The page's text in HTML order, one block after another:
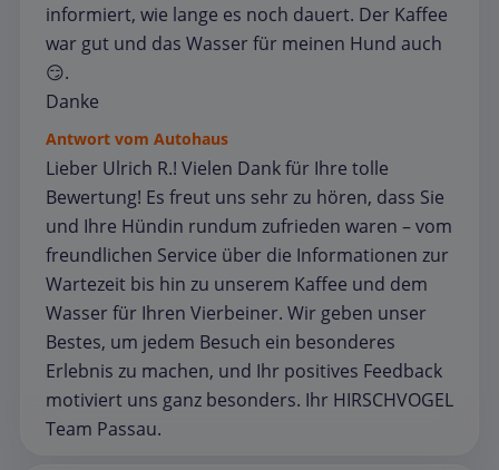
informiert, wie lange es noch dauert. Der Kaffee
war gut und das Wasser für meinen Hund auch
😏.
Danke
Antwort vom Autohaus
Lieber Ulrich R.! Vielen Dank für Ihre tolle
Bewertung! Es freut uns sehr zu hören, dass Sie
und Ihre Hündin rundum zufrieden waren – vom
freundlichen Service über die Informationen zur
Wartezeit bis hin zu unserem Kaffee und dem
Wasser für Ihren Vierbeiner. Wir geben unser
Bestes, um jedem Besuch ein besonderes
Erlebnis zu machen, und Ihr positives Feedback
motiviert uns ganz besonders. Ihr HIRSCHVOGEL
Team Passau.